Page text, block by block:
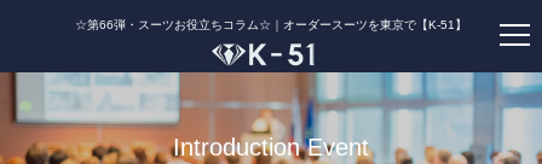
☆第66弾・スーツお役立ちコラム☆｜オーダースーツを東京で【K-51】
Introduction Event